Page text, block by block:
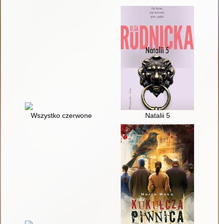
Wszystko czerwone Natalii 5